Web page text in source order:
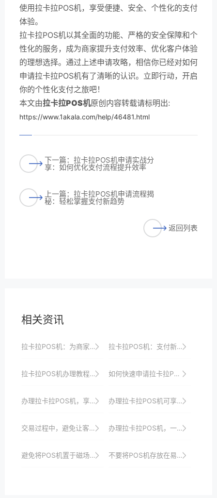
使用拉卡拉POS机，享受便捷、安全、个性化的支付
体验。
拉卡拉POS机以其全面的功能、严格的安全保障和个
性化的服务，成为商家提升支付效率、优化客户体验
的理想选择。通过上述申请攻略，相信你已经对如何
申请拉卡拉POS机有了清晰的认识。立即行动，开启
你的个性化支付之旅吧！
本文由拉卡拉POS机原创内容转载请标明出:
https://www.1akala.com/help/46481.html
下一篇：拉卡拉POS机申请实战分
享：如何优化支付流程提升效率
上一篇：拉卡拉POS机申请流程揭
秘：轻松掌握支付新趋势
返回列表
相关资讯
拉卡拉POS机：为商家带来极致支付体验 拉卡拉POS机：支付新体验，轻松收银
拉卡拉POS机办理教程：轻松几步，开启收银新时代大门 如何快速申请拉卡拉POS机？完整流程分享
办理拉卡拉POS机，享受安全便捷的支付服务 办理拉卡拉POS机可享受专业高效的收银服务、优惠政策以及全方位安全保障和服务支持以助力商家快速发展与成长壮大
交易过程中，避免让客户直接接触POS机内部组件。 办理拉卡拉POS机，一站式收银解决方案等你来拿
避免将POS机置于磁场强的地方，以免影响内部组件。 不要将POS机存放在易燃、易爆物品附近。